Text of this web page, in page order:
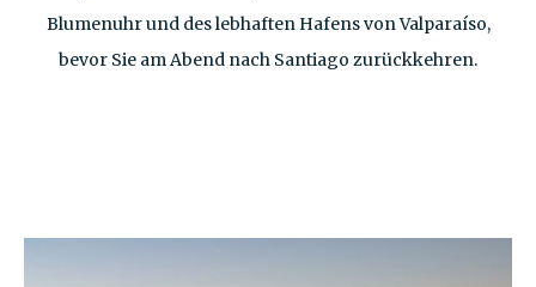
Blumenuhr und des lebhaften Hafens von Valparaíso,
bevor Sie am Abend nach Santiago zurückkehren.